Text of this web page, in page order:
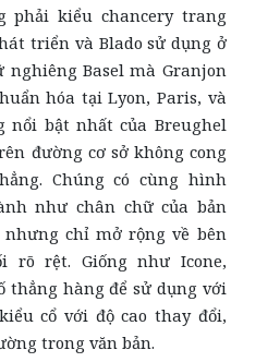
phải kiểu chancery trang
triển và Blado sử dụng ở
nghiêng Basel mà Granjon
hóa tại Lyon, Paris, và
nổi bật nhất của Breughel
đường cơ sở không cong
Chúng có cùng hình
như chân chữ của bản
chỉ mở rộng về bên
rõ rệt. Giống như Icone,
thẳng hàng để sử dụng với
cổ với độ cao thay đổi,
trong văn bản.